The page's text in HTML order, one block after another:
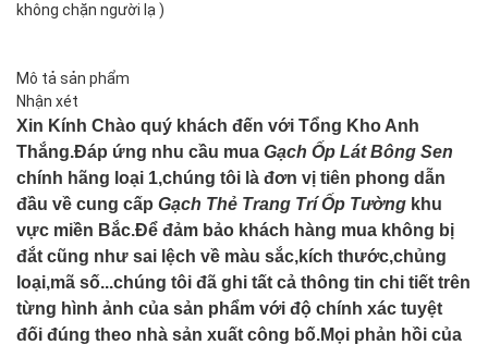
không chặn người lạ )
Mô tả sản phẩm
Nhận xét
Xin Kính Chào quý khách đến với Tổng Kho Anh
Thắng.Đáp ứng nhu cầu mua Gạch Ốp LátBông Sen
chính hãng loại 1,chúng tôi là đơn vị tiên phong dẫn
đầu về cung cấp Gạch Thẻ Trang Trí Ốp Tường khu
vực miền Bắc.Để đảm bảo khách hàng mua không bị
đắt cũng như sai lệch về màu sắc,kích thước,chủng
loại,mã số...chúng tôi đã ghi tất cả thông tin chi tiết trên
từng hình ảnh của sản phẩm với độ chính xác tuyệt
đối đúng theo nhà sản xuất công bố.Mọi phản hồi của